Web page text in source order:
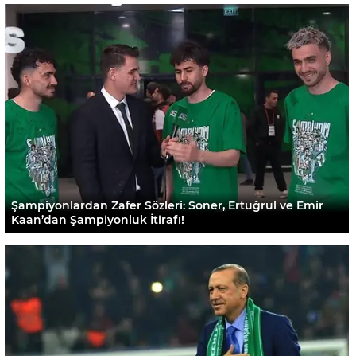
Şampiyonlardan Zafer Sözleri: Soner, Ertuğrul ve Emir
Kaan’dan Şampiyonluk İtirafı!